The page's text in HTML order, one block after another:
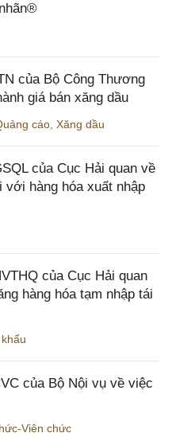
của Bộ Công Thương
giá bán xăng dầu
cáo Xăng dầu
của Cục Hải quan về
với hàng hóa xuất nhập
của Cục Hải quan
hàng hóa tạm nhập tái
của Bộ Nội vụ về việc
Viên chức